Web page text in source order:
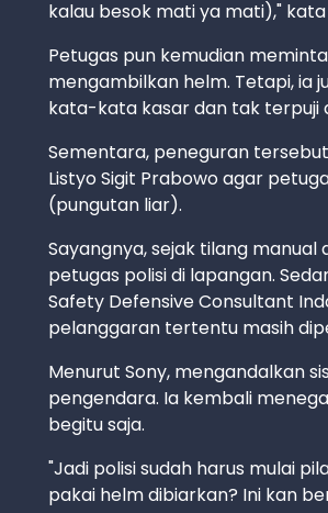
kalau besok mati ya mati),"
Petugas pun kemudian
mengambilkan helm. Tetapi, ia
kata-kata kasar dan tak terpuji
Sementara, peneguran
Listyo Sigit Prabowo agar
(pungutan liar).
Sayangnya, sejak tilang
petugas polisi di lapangan.
Safety Defensive Consultant
pelanggaran tertentu masih
Menurut Sony, mengandalkan
pengendara. Ia kembali
begitu saja.
"Jadi polisi sudah harus mulai
pakai helm dibiarkan? Ini kan